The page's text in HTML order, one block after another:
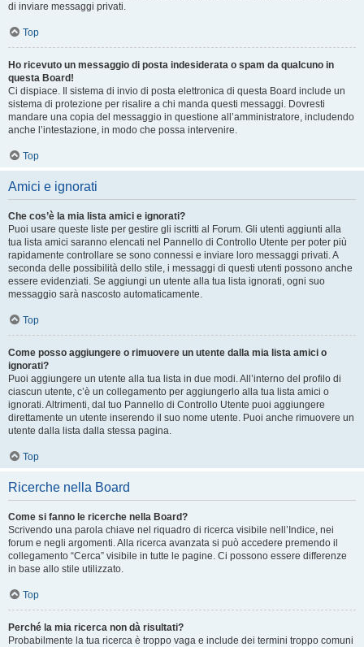
di inviare messaggi privati​​.
Top
Ho ricevuto un messaggio di posta indesiderata o spam da qualcuno in
questa Board!
Ci dispiace. Il sistema di invio di posta elettronica di questa Board include un
sistema di protezione per risalire a chi manda questi messaggi. Dovresti
mandare una copia del messaggio in questione all’amministratore, includendo
anche l’intestazione, in modo che possa intervenire.
Top
Amici e ignorati
Che cos’è la mia lista amici e ignorati?
Puoi usare queste liste per gestire gli iscritti al Forum. Gli utenti aggiunti alla
tua lista amici saranno elencati nel Pannello di Controllo Utente per poter più
rapidamente controllare se sono connessi e inviare loro messaggi privati. A
seconda delle possibilità dello stile, i messaggi di questi utenti possono anche
essere evidenziati. Se aggiungi un utente alla tua lista ignorati, ogni suo
messaggio sarà nascosto automaticamente.
Top
Come posso aggiungere o rimuovere un utente dalla mia lista amici o
ignorati?
Puoi aggiungere un utente alla tua lista in due modi. All’interno del profilo di
ciascun utente, c’è un collegamento per aggiungerlo alla tua lista amici o
ignorati. Altrimenti, dal tuo Pannello di Controllo Utente puoi aggiungere
direttamente un utente inserendo il suo nome utente. Puoi anche rimuovere un
utente dalla lista dalla stessa pagina.
Top
Ricerche nella Board
Come si fanno le ricerche nella Board?
Scrivendo una parola chiave nel riquadro di ricerca visibile nell’Indice, nei
forum e negli argomenti. Alla ricerca avanzata si può accedere premendo il
collegamento “Cerca” visibile in tutte le pagine. Ci possono essere differenze
in base allo stile utilizzato.
Top
Perché la mia ricerca non dà risultati?
Probabilmente la tua ricerca è troppo vaga e include dei termini troppo comuni